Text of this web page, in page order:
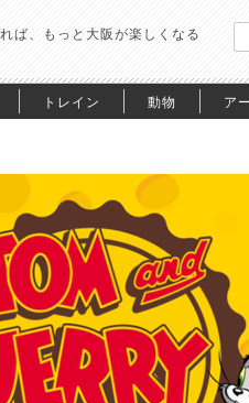
ば、もっと大阪が楽しくなる
トレイン 動物 ア